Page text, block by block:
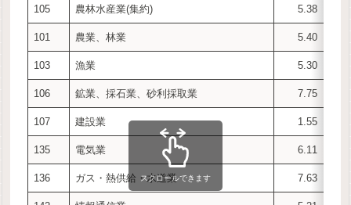
105 農林水産業(集約) 5.38
101 農業、林業 5.40
103 漁業 5.30
106 鉱業、採石業、砂利採取業 7.75
107 建設業 1.55
135 電気業 6.11
136 ガス・熱供給・水道業 7.63
スクロールできます